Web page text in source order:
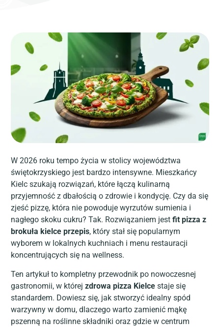
W 2026 roku tempo życia w stolicy województwa
świętokrzyskiego jest bardzo intensywne. Mieszkańcy
Kielc szukają rozwiązań, które łączą kulinarną
przyjemność z dbałością o zdrowie i kondycję. Czy da się
zjeść pizzę, która nie powoduje wyrzutów sumienia i
nagłego skoku cukru? Tak. Rozwiązaniem jestfit pizza z
brokuła kielce przepis, który stał się popularnym
wyborem w lokalnych kuchniach i menu restauracji
koncentrujących się na wellness.
Ten artykuł to kompletny przewodnik po nowoczesnej
gastronomii, w którejzdrowa pizza Kielce staje się
standardem. Dowiesz się, jak stworzyć idealny spód
warzywny w domu, dlaczego warto zamienić mąkę
pszenną na roślinne składniki oraz gdzie w centrum